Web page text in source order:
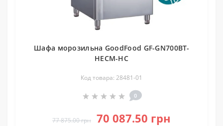
Шафа морозильна GoodFood GF-GN700BT-
HECM-HC
Код товара: 28481-01
0
77 875.00 грн 70 087.50 грн